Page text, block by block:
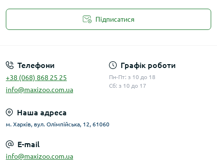
Підписатися
Телефони
+38 (068) 868 25 25
info@maxizoo.com.ua
Графік роботи
Пн-Пт: з 10 до 18
Сб: з 10 до 17
Наша адреса
м. Харків, вул. Олімпійська, 12, 61060
E-mail
info@maxizoo.com.ua